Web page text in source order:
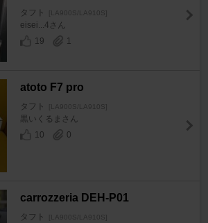
タフト [LA900S/LA910S]
eisei...4さん
19
1
atoto F7 pro
タフト [LA900S/LA910S]
黒いくるまさん
10
0
carrozzeria DEH-P01
タフト [LA900S/LA910S]